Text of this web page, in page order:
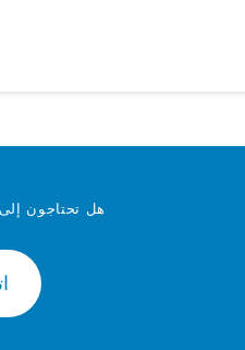
هل تحتاجون